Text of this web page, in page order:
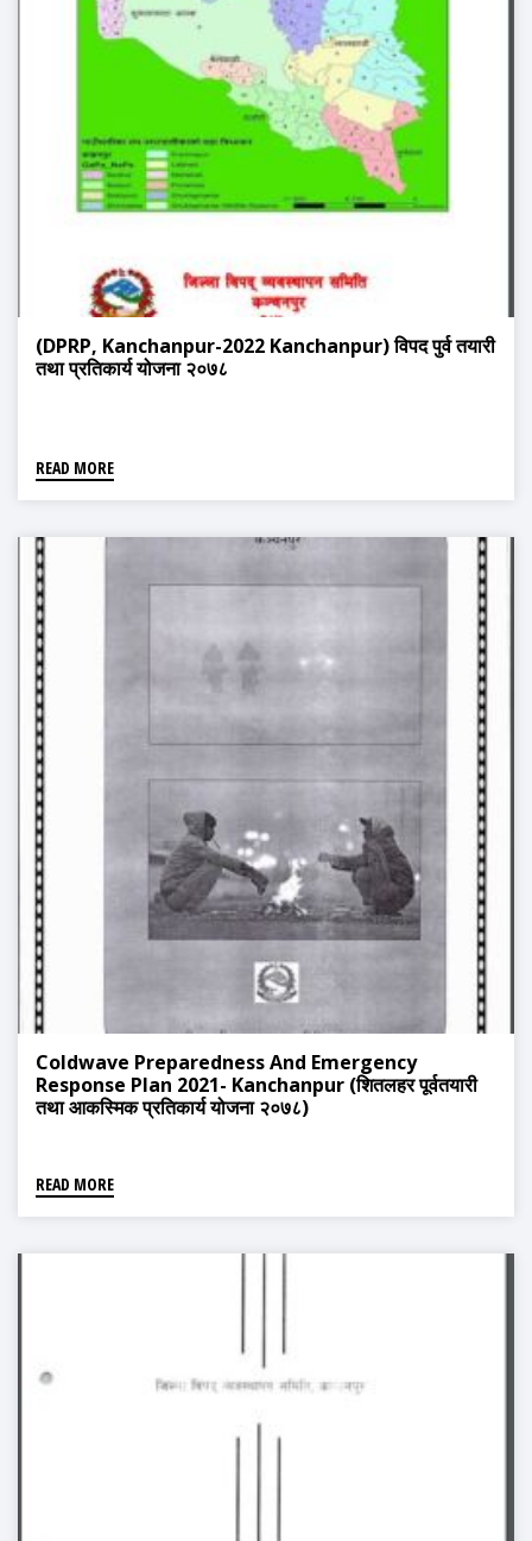
(DPRP, Kanchanpur-2022 Kanchanpur) विपद पुर्व तयारी
तथा प्रतिकार्य योजना २०७८
READ MORE
Coldwave Preparedness And Emergency
Response Plan 2021- Kanchanpur (शितलहर पूर्वतयारी
तथा आकस्मिक प्रतिकार्य योजना २०७८)
READ MORE